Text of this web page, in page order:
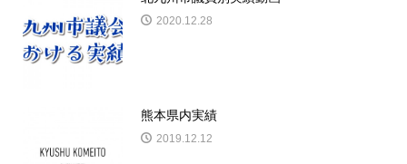
2020.12.28
熊本県内実績
2019.12.12